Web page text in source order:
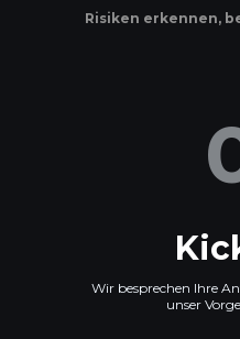
Risiken erkennen,
Wir besprechen Ihre
unser